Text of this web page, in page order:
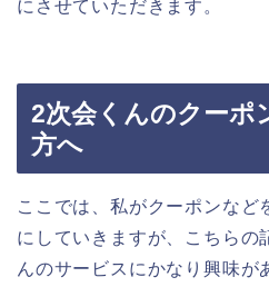
にさせていただきます。
2次会くんのクーポ
方へ
ここでは、私がクーポンなど
にしていきますが、こちらの
んのサービスにかなり興味が